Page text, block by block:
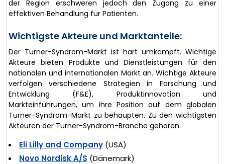
der Region erschweren jedoch den Zugang zu einer
effektiven Behandlung für Patienten.
Wichtigste Akteure und Marktanteile:
Der Turner-Syndrom-Markt ist hart umkämpft. Wichtige
Akteure bieten Produkte und Dienstleistungen für den
nationalen und internationalen Markt an. Wichtige Akteure
verfolgen verschiedene Strategien in Forschung und
Entwicklung (F&E), Produktinnovation und
Markteinführungen, um ihre Position auf dem globalen
Turner-Syndrom-Markt zu behaupten. Zu den wichtigsten
Akteuren der Turner-Syndrom-Branche gehören:
Eli Lilly and Company (USA)
Novo Nordisk A/S (Dänemark)